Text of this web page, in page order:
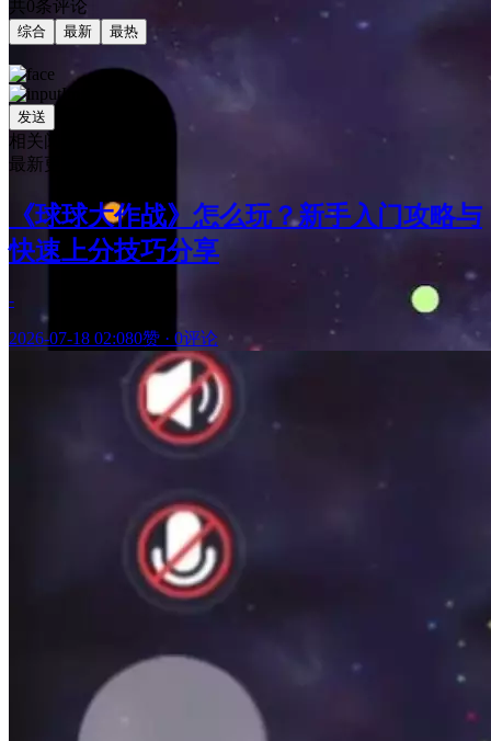
共0条评论
综合 最新 最热
发送
相关阅读
最新更新
《球球大作战》怎么玩？新手入门攻略与
快速上分技巧分享
-
2026-07-18 02:080赞 · 0评论